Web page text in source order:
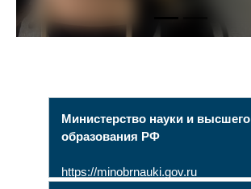
Министерство науки и высшего
образования РФ
https://minobrnauki.gov.ru